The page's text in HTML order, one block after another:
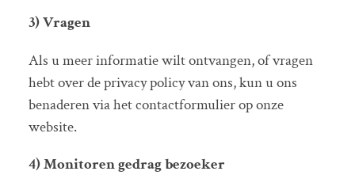
3) Vragen
Als u meer informatie wilt ontvangen, of vragen
hebt over de privacy policy van ons, kun u ons
benaderen via het contactformulier op onze
website.
4) Monitoren gedrag bezoeker